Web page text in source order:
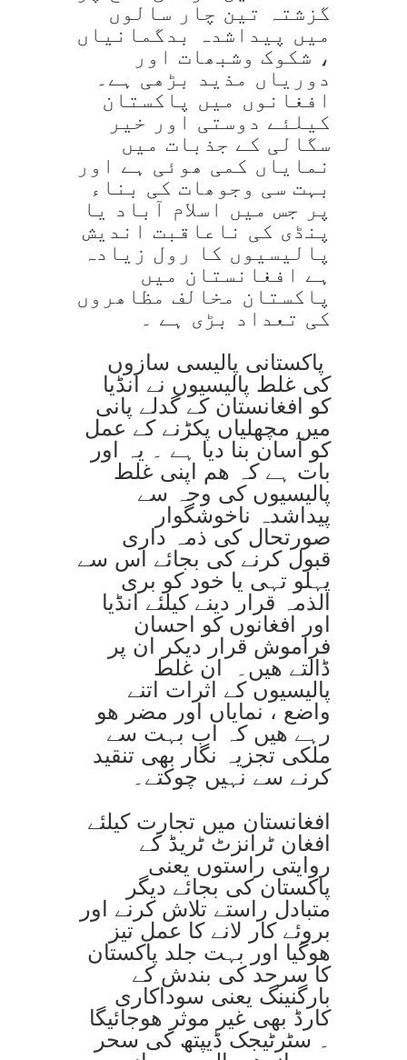
گزشتہ تین چار سالوں
میں پیداشدہ بدگمانیاں
، شکوک وشبھات اور
دوریاں مذید بڑھی ہے۔
افغانوں میں پاکستان
کیلئے دوستی اور خیر
سگالی کے جذبات میں
نمایاں کمی ھوئی ہے اور
بہت سی وجوھات کی بناء
پر جس میں اسلام آباد یا
پنڈی کی ناعاقبت اندیش
پالیسیوں کا رول زیادہ
ہے افغانستان میں
پاکستان مخالف مظاھروں
کی تعداد بڑی ہے ۔
پاکستانی پالیسی سازوں
کی غلط پالیسیوں نے انڈیا
کو افغانستان کے گدلے پانی
میں مچھلیاں پکڑنے کے عمل
کو آسان بنا دیا ہے ۔ یہ اور
بات ہے کہ ھم اپنی غلط
پالیسیوں کی وجہ سے
پیداشدہ ناخوشگوار
صورتحال کی ذمہ داری
قبول کرنے کی بجائے اس سے
پہلو تہی یا خود کو بری
الذمہ قرار دینے کیلئے انڈیا
اور افغانوں کو احسان
فراموش قرار دیکر ان پر
ڈالتے ھیں۔ ان غلط
پالیسیوں کے اثرات اتنے
واضع ، نمایاں اور مضر ھو
رہے ھیں کہ اب بہت سے
ملکی تجزیہ نگار بھی تنقید
کرنے سے نہیں چوکتے۔
افغانستان میں تجارت کیلئے
افغان ٹرانزٹ ٹریڈ کے
روایتی راستوں یعنی
پاکستان کی بجائے دیگر
متبادل راستے تلاش کرنے اور
بروئے کار لانے کا عمل تیز
ھوگیا اور بہت جلد پاکستان
کا سرحد کی بندش کے
بارگنینگ یعنی سوداکاری
کارڈ بھی غیر موثر ھوجائیگا
۔ سٹرٹیجک ڈیپتھ کی سحر